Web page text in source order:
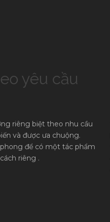
yêu cầu
riêng biệt theo nhu cầu
và được ưa chuộng.
để có một tác phẩm
riêng .